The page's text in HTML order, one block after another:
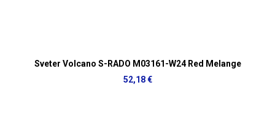
Sveter Volcano S-RADO M03161-W24 Red Melange
52,18 €